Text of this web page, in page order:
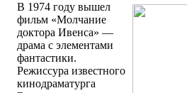
В 1974 году вышел
фильм «Молчание
доктора Ивенса» —
драма с элементами
фантастики.
Режиссура известного
кинодраматурга